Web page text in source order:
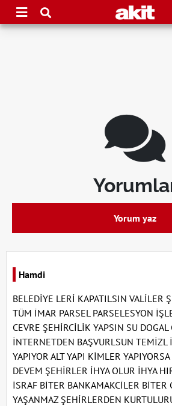
Yorum yaz
Hamdi
BELEDİYE LERİ KAPATILSIN VALİLER
TÜM İMAR PARSEL PARSELESYON
CEVRE ŞEHİRCİLİK YAPSIN SU DOGAL
İNTERNETDEN BAŞVURLSUN TEMİZL
YAPIYOR ALT YAPI KİMLER
DEVEM ŞEHİRLER İHYA OLUR İHYA
İSRAF BİTER BANKAMAKCİLER BİTER
YAŞANMAZ ŞEHİRLERDEN